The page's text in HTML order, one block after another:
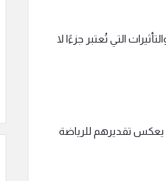
التي تُعتبر جزءًا لا
يعكس تقديرهم للرياضة